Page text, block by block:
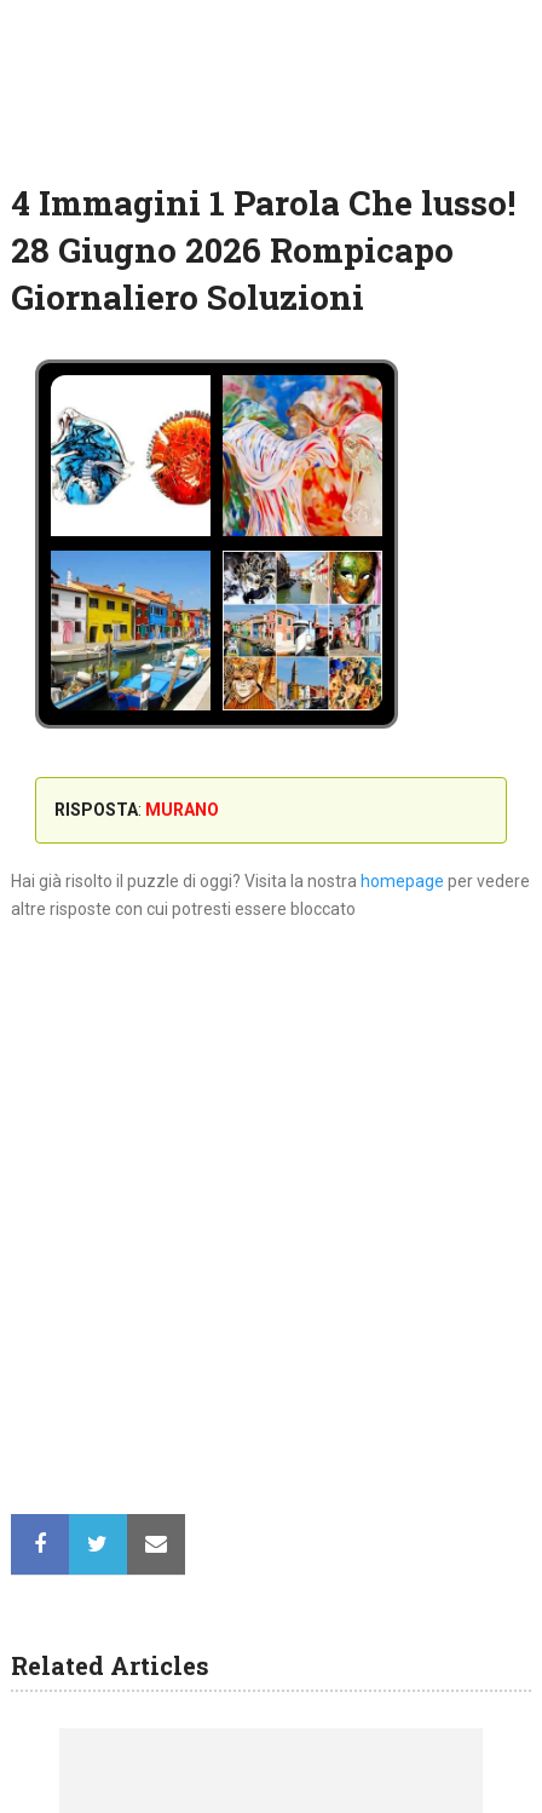
4 Immagini 1 Parola Che lusso!
28 Giugno 2026 Rompicapo
Giornaliero Soluzioni
RISPOSTA: MURANO
Hai già risolto il puzzle di oggi? Visita la nostra homepage per vedere
altre risposte con cui potresti essere bloccato
Related Articles